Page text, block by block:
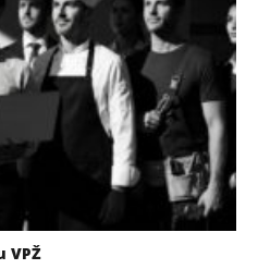
VPŽ